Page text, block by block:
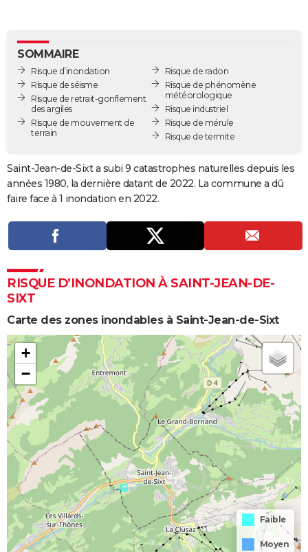
GUIDES D'ACHAT
BONS PLANS
CARTE DE VOEUX
Carte de Noël
Carte Bonne année
Carte Saint-Valentin
Carte Pâques
Carte d'anniversaire
DICTIONNAIRE
COPAINS D'AVANT
SOMMAIRE
Risque d’inondation
Risque de séisme
Risque de retrait-gonflement
des argiles
Risque de mouvement de
terrain
Risque de radon
Risque de phénomène
météorologique
Risque industriel
Risque de mérule
Risque de termite
Saint-Jean-de-Sixt a subi 9 catastrophes naturelles depuis les
années 1980, la dernière datant de 2022. La commune a dû
faire face à 1 inondation en 2022.
RISQUE D’INONDATION À SAINT-JEAN-DE-
SIXT
Carte des zones inondables à Saint-Jean-de-Sixt
+
−
Faible
Moyen